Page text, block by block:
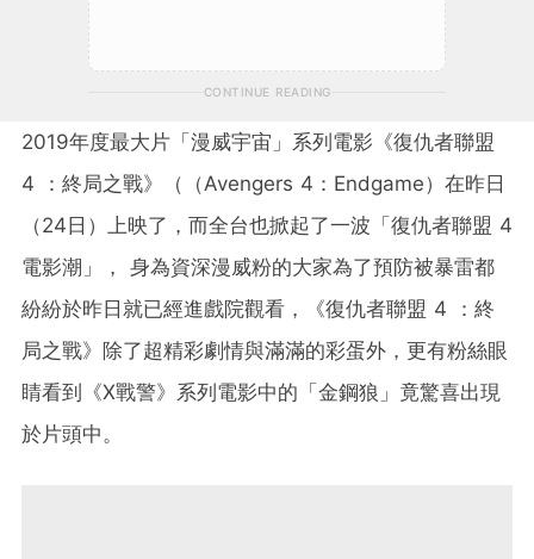
CONTINUE READING
2019年度最大片「漫威宇宙」系列電影《復仇者聯盟
4 ：終局之戰》（（Avengers 4 ： Endgame）在昨日
（24日）上映了，而全台也掀起了一波「復仇者聯盟 4
電影潮」， 身為資深漫威粉的大家為了預防被暴雷都
紛紛於昨日就已經進戲院觀看，《復仇者聯盟 4 ：終
局之戰》除了超精彩劇情與滿滿的彩蛋外，更有粉絲眼
睛看到《X戰警》系列電影中的「金鋼狼」竟驚喜出現
於片頭中。